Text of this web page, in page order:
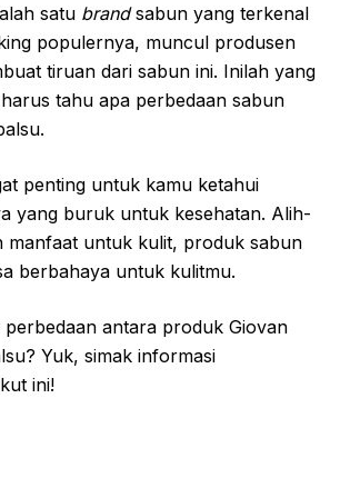
satu brandsabun yang terkenal
populernya, muncul produsen
tiruan dari sabun ini. Inilah yang
tahu apa perbedaan sabun
penting untuk kamu ketahui
yang buruk untuk kesehatan. Alih-
manfaat untuk kulit, produk sabun
berbahaya untuk kulitmu.
perbedaan antara produk Giovan
Yuk, simak informasi
ini!